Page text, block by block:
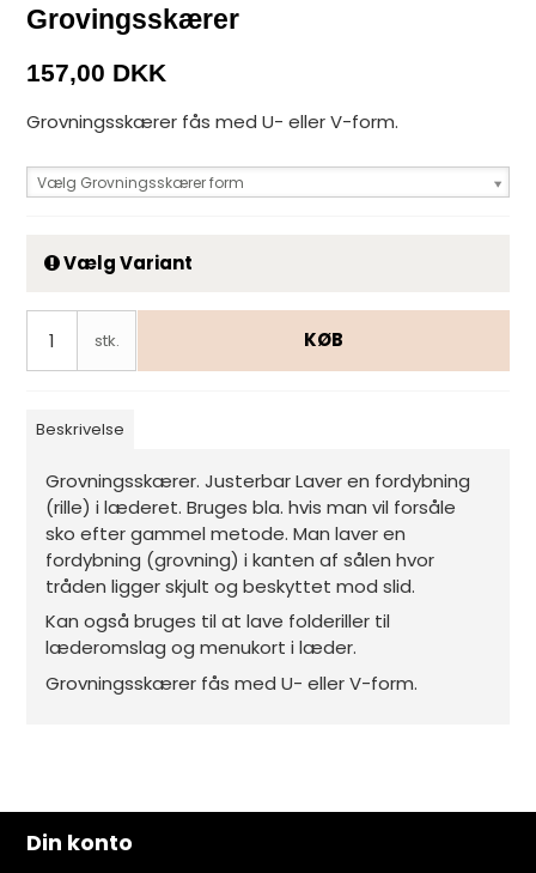
Grovingsskærer
157,00 DKK
Grovningsskærer fås med U- eller V-form.
Vælg Grovningsskærer form
Vælg Variant
stk. KØB
Beskrivelse
Grovningsskærer. Justerbar Laver en fordybning
(rille) i læderet. Bruges bla. hvis man vil forsåle
sko efter gammel metode. Man laver en
fordybning (grovning) i kanten af sålen hvor
tråden ligger skjult og beskyttet mod slid.
Kan også bruges til at lave folderiller til
læderomslag og menukort i læder.
Grovningsskærer fås med U- eller V-form.
Din konto